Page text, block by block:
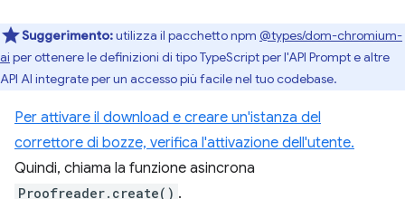
Suggerimento:utilizza il pacchetto npm @types/dom-chromium-
ai per ottenere le definizioni di tipo TypeScript per l'API Prompt e altre
API AI integrate per un accesso più facile nel tuo codebase.
Per attivare il download e creare un'istanza del
correttore di bozze, verifica l'attivazione dell'utente.
Quindi, chiama la funzione asincrona
Proofreader.create() .